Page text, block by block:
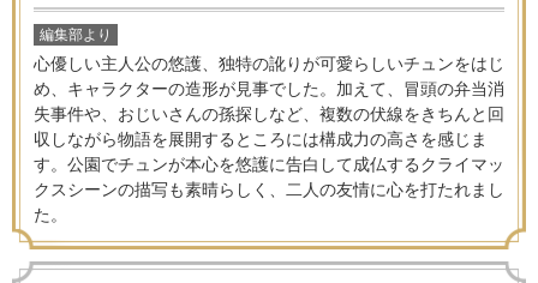
編集部より
心優しい主人公の悠護、独特の訛りが可愛らしいチュンをはじ
め、キャラクターの造形が見事でした。加えて、冒頭の弁当消
失事件や、おじいさんの孫探しなど、複数の伏線をきちんと回
収しながら物語を展開するところには構成力の高さを感じま
す。公園でチュンが本心を悠護に告白して成仏するクライマッ
クスシーンの描写も素晴らしく、二人の友情に心を打たれまし
た。